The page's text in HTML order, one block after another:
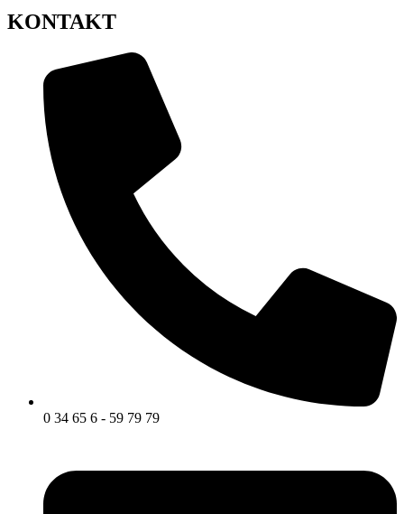
KONTAKT
0 34 65 6 - 59 79 79